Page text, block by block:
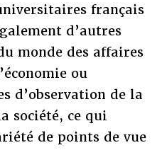
français
d’autres
monde des affaires
ou
d’observation de la
société, ce qui
de points de vue